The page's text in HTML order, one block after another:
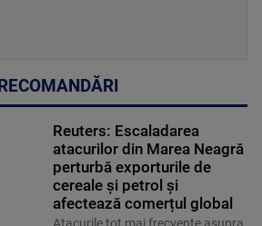
RECOMANDĂRI
Reuters: Escaladarea
atacurilor din Marea Neagră
perturbă exporturile de
cereale și petrol și
afectează comerțul global